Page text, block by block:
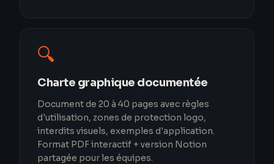
🔍
Charte graphique documentée
Document de 20 à 40 pages avec règles
d'utilisation, zones de protection logo,
interdits visuels, exemples d'application.
Format PDF interactif + version Notion
partagée pour les équipes.